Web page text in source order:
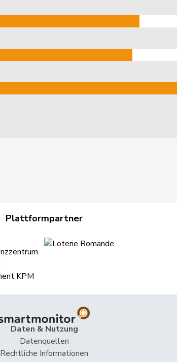
Plattformpartner
Daten & Nutzung
Datenquellen
Rechtliche Informationen